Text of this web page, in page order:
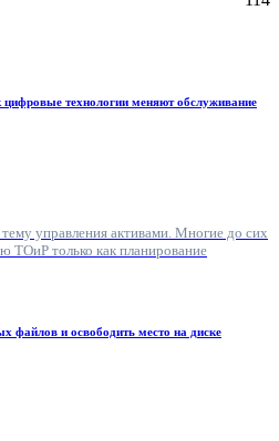
технологии меняют обслуживание
управления активами. Многие до сих
ТОиР только как планирование
файлов и освободить место на диске